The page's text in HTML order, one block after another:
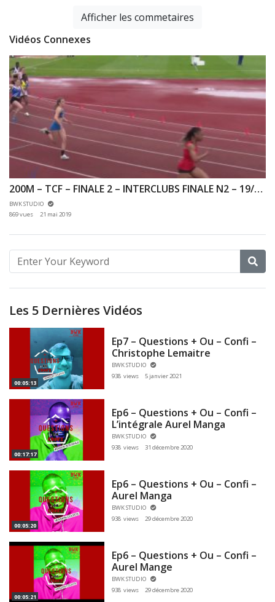
Afficher les commetaires
Vidéos Connexes
200M – TCF – FINALE 2 – INTERCLUBS FINALE N2 – 19/05/2019 – VERSAILLES
BWK STUDIO
869 vues
21 mai 2019
Les 5 Dernières Vidéos
00:05:13
Ep7 – Questions + Ou – Confi –
Christophe Lemaitre
BWK STUDIO
938 views
5 janvier 2021
00:17:17
Ep6 – Questions + Ou – Confi –
L’intégrale Aurel Manga
BWK STUDIO
938 views
31 décembre 2020
00:05:20
Ep6 – Questions + Ou – Confi –
Aurel Manga
BWK STUDIO
938 views
29 décembre 2020
00:05:21
Ep6 – Questions + Ou – Confi –
Aurel Mange
BWK STUDIO
938 views
29 décembre 2020